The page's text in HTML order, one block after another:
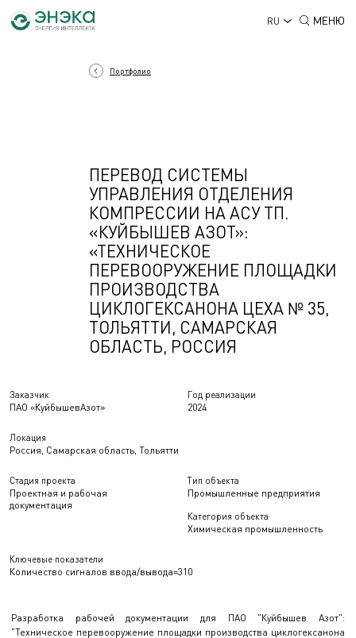
RU МЕНЮ
Заказчик
ПАО «КуйбышевАзот»
Год реализации
2024
Локация
Россия, Самарская область, Тольятти
Стадия проекта
Проектная и рабочая
документация
Тип объекта
Промышленные предприятия
Категория объекта
Химическая промышленность
Ключевые показатели
Количество сигналов ввода/вывода=310
Портфолио
ПЕРЕВОД СИСТЕМЫ
УПРАВЛЕНИЯ ОТДЕЛЕНИЯ
КОМПРЕССИИ НА АСУ ТП.
«КУЙБЫШЕВ АЗОТ»:
«ТЕХНИЧЕСКОЕ
ПЕРЕВООРУЖЕНИЕ ПЛОЩАДКИ
ПРОИЗВОДСТВА
ЦИКЛОГЕКСАНОНА ЦЕХА № 35,
ТОЛЬЯТТИ, САМАРСКАЯ
ОБЛАСТЬ, РОССИЯ
Разработка рабочей документации для ПАО "Куйбышев Азот":
"Техническое перевооружение площадки производства циклогексанона